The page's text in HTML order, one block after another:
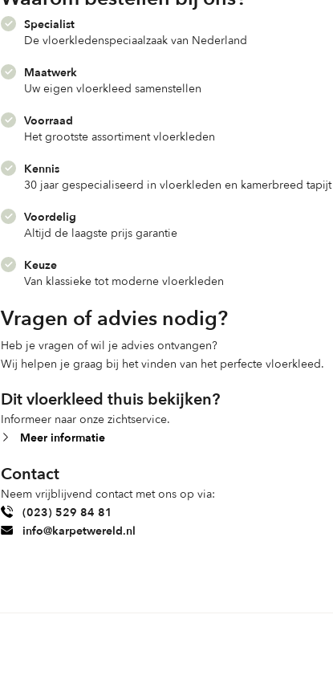
Specialist
De vloerkledenspeciaalzaak van Nederland
Maatwerk
Uw eigen vloerkleed samenstellen
Voorraad
Het grootste assortiment vloerkleden
Kennis
30 jaar gespecialiseerd in vloerkleden en kamerbreed tapijt
Voordelig
Altijd de laagste prijs garantie
Keuze
Van klassieke tot moderne vloerkleden
Vragen of advies nodig?
Heb je vragen of wil je advies ontvangen?
Wij helpen je graag bij het vinden van het perfecte vloerkleed.
Dit vloerkleed thuis bekijken?
Informeer naar onze zichtservice.
Meer informatie
Contact
Neem vrijblijvend contact met ons op via:
(023) 529 84 81
info@karpetwereld.nl